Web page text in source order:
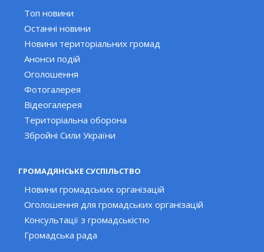
Топ новини
Останні новини
Новини територіальних громад
Анонси подій
Оголошення
Фотогалерея
Відеогалерея
Територіальна оборона
Збройні Сили України
ГРОМАДЯНСЬКЕ СУСПІЛЬСТВО
Новини громадських організацій
Оголошення для громадських організацій
Консультації з громадськістю
Громадська рада